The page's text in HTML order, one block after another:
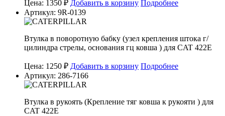
Цена: 1350 ₽ Добавить в корзину Подробнее
Артикул: 9R-0139
Втулка в поворотную бабку (узел крепления штока г/
цилиндра стрелы, основания гц ковша ) для CAT 422E
Цена: 1250 ₽ Добавить в корзину Подробнее
Артикул: 286-7166
Втулка в рукоять (Крепление тяг ковша к рукояти ) для
CAT 422E